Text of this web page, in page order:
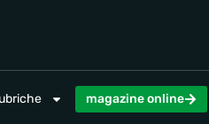
magazine online